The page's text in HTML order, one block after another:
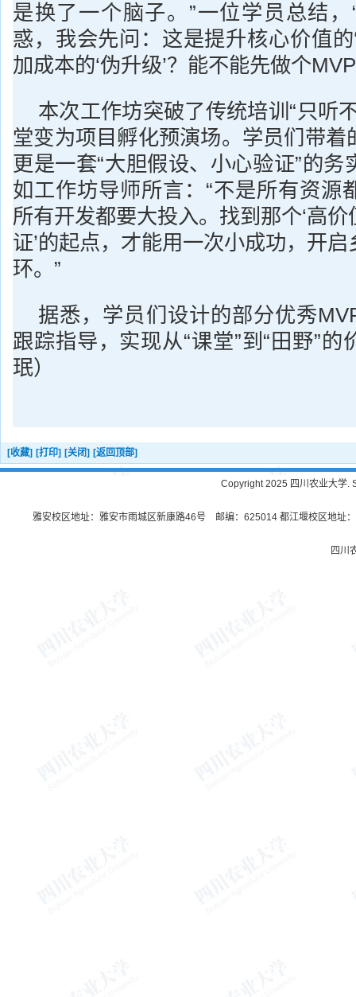
是换了一个脑子。”一位学员总结
惑，我会先问：这是提升核心价值的
加成本的‘伪升级’？能不能先做个
本次工作坊突破了传统培训“只听
堂变为项目孵化预演场。学员们带着
更是一套“大胆假设、小心验证”的务
如工作坊导师所言：“不是所有资源
所有开发都要大投入。找到那个‘高
证’的起点，才能用一次小成功，开
环。”
据悉，学员们设计的部分优秀
跟踪指导，实现从“课堂”到“田野”
珉）
[收藏] [打印] [关闭] [返回顶部]
Copyright 2025 四川农业大学.
雅安校区地址：雅安市雨城区新康路46号 邮编：625014 都江堰校区地址
四川